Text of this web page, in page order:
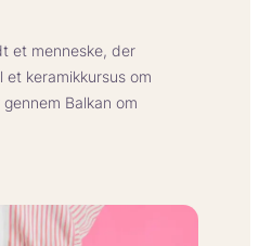
et menneske, der
keramikkursus om
Balkan om